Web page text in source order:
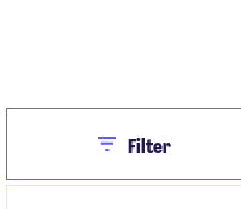
CloseFilter